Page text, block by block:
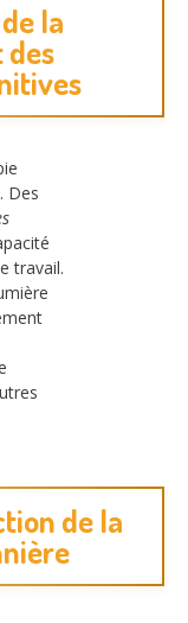
la
Des
travail.
de la